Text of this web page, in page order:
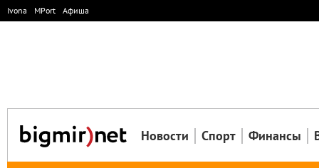
Ivona MPort Афиша
Новости Спорт Финансы